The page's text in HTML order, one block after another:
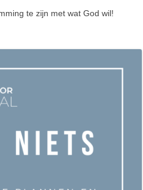
te zijn met wat God wil!